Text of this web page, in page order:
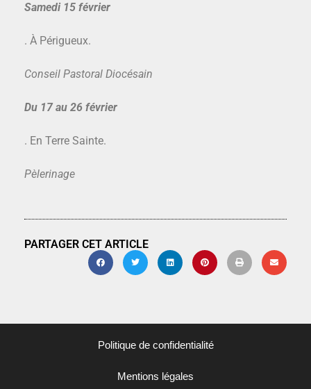
Samedi 15 février
. À Périgueux.
Conseil Pastoral Diocésain
Du 17 au 26 février
. En Terre Sainte.
Pèlerinage
PARTAGER CET ARTICLE
Politique de confidentialité
Mentions légales